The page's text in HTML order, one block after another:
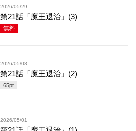
2026/05/29
第21話「魔王退治」(3)
無料
2026/05/08
第21話「魔王退治」(2)
65pt
2026/05/01